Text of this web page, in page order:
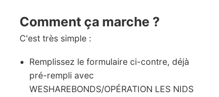
Comment ça marche ?
C'est très simple :
Remplissez le formulaire ci-contre, déjà
pré-rempli avec
WESHAREBONDS/OPÉRATION LES NIDS